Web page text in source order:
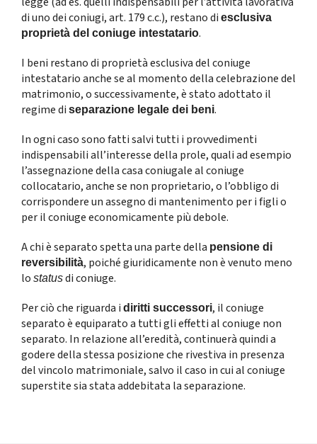
di uno dei coniugi, art. 179 c.c.), restano di esclusiva
proprietà del coniuge intestatario.
I beni restano di proprietà esclusiva del coniuge
intestatario anche se al momento della celebrazione del
matrimonio, o successivamente, è stato adottato il
regime di separazione legale dei beni.
In ogni caso sono fatti salvi tutti i provvedimenti
indispensabili all’interesse della prole, quali ad esempio
l’assegnazione della casa coniugale al coniuge
collocatario, anche se non proprietario, o l’obbligo di
corrispondere un assegno di mantenimento per i figli o
per il coniuge economicamente più debole.
A chi è separato spetta una parte della pensione di
reversibilità, poiché giuridicamente non è venuto meno
lo statusdi coniuge.
Per ciò che riguarda i diritti successori, il coniuge
separato è equiparato a tutti gli effetti al coniuge non
separato. In relazione all’eredità, continuerà quindi a
godere della stessa posizione che rivestiva in presenza
del vincolo matrimoniale, salvo il caso in cui al coniuge
superstite sia stata addebitata la separazione.